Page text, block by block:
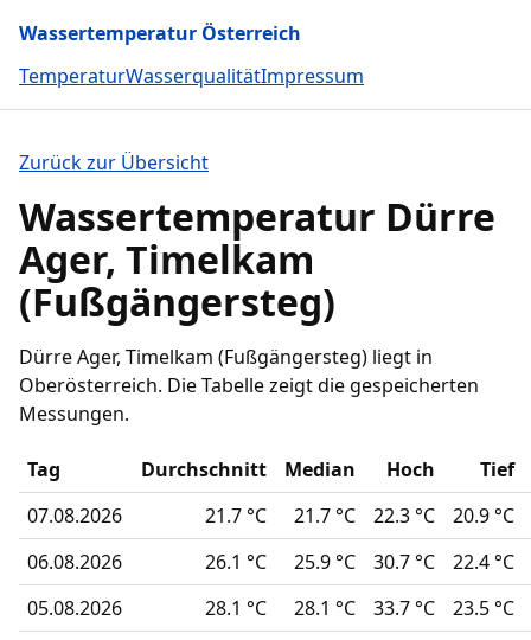
Wassertemperatur Österreich
TemperaturWasserqualitätImpressum
Zurück zur Übersicht
Wassertemperatur Dürre
Ager, Timelkam
(Fußgängersteg)
Dürre Ager, Timelkam (Fußgängersteg) liegt in
Oberösterreich. Die Tabelle zeigt die gespeicherten
Messungen.
Tag Durchschnitt Median Hoch
Tief
07.08.2026
21.7 °C 21.7 °C 22.3 °C
20.9 °C
06.08.2026
26.1 °C 25.9 °C 30.7 °C
22.4 °C
05.08.2026
28.1 °C 28.1 °C 33.7 °C
23.5 °C